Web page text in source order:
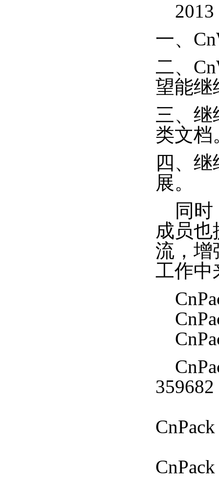
2013
一、
二、
望能继
三、继
类文档
四、
展。
同时
成员
流，增
工作中